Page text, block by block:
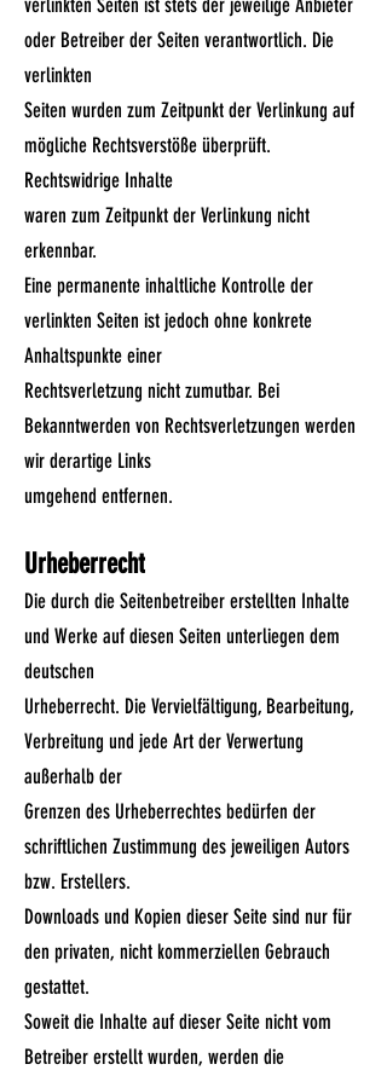
verlinkten Seiten ist stets der jeweilige Anbieter
oder Betreiber der Seiten verantwortlich. Die
verlinkten
Seiten wurden zum Zeitpunkt der Verlinkung auf
mögliche Rechtsverstöße überprüft.
Rechtswidrige Inhalte
waren zum Zeitpunkt der Verlinkung nicht
erkennbar.
Eine permanente inhaltliche Kontrolle der
verlinkten Seiten ist jedoch ohne konkrete
Anhaltspunkte einer
Rechtsverletzung nicht zumutbar. Bei
Bekanntwerden von Rechtsverletzungen werden
wir derartige Links
umgehend entfernen.
Urheberrecht
Die durch die Seitenbetreiber erstellten Inhalte
und Werke auf diesen Seiten unterliegen dem
deutschen
Urheberrecht. Die Vervielfältigung, Bearbeitung,
Verbreitung und jede Art der Verwertung
außerhalb der
Grenzen des Urheberrechtes bedürfen der
schriftlichen Zustimmung des jeweiligen Autors
bzw. Erstellers.
Downloads und Kopien dieser Seite sind nur für
den privaten, nicht kommerziellen Gebrauch
gestattet.
Soweit die Inhalte auf dieser Seite nicht vom
Betreiber erstellt wurden, werden die